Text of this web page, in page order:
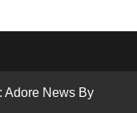
Adore News By